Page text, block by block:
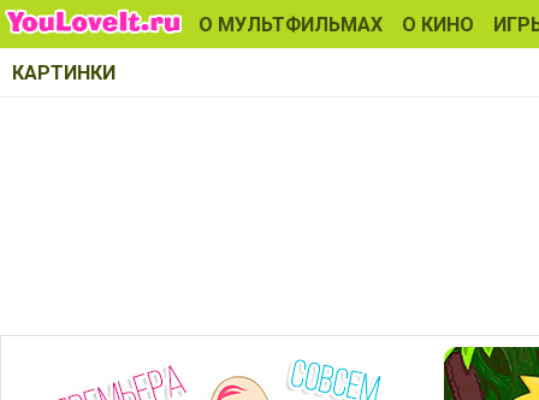
О МУЛЬТФИЛЬМАХ О КИНО
КАРТИНКИ